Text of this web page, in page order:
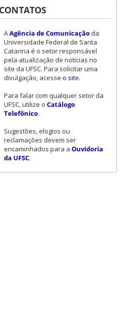
CONTATOS
AAgência de Comunicação da
Universidade Federal de Santa
Catarina é o setor responsável
pela atualização de notícias no
site da UFSC. Para solicitar uma
divulgação, acesse o site.
Para falar com qualquer setor da
UFSC, utilize o Catálogo
Telefônico.
Sugestões, elogios ou
reclamações devem ser
encaminhados para a Ouvidoria
da UFSC.